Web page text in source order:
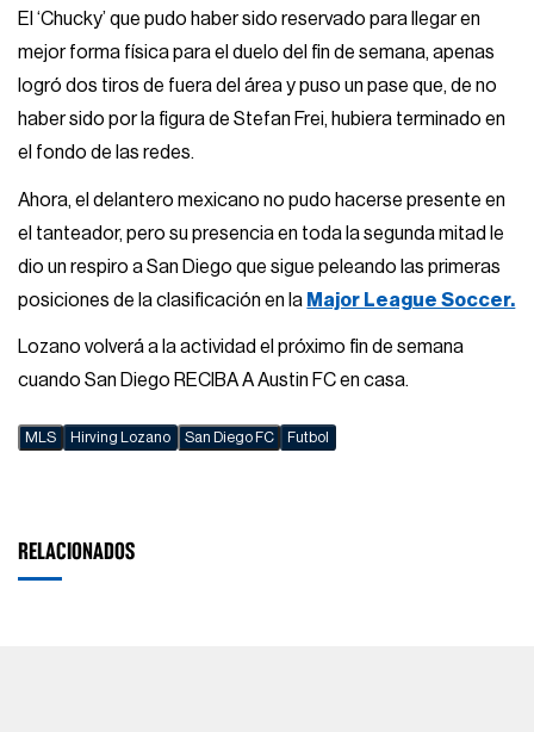
El ‘Chucky’ que pudo haber sido reservado para llegar en
mejor forma física para el duelo del fin de semana, apenas
logró dos tiros de fuera del área y puso un pase que, de no
haber sido por la figura de Stefan Frei, hubiera terminado en
el fondo de las redes.
Ahora, el delantero mexicano no pudo hacerse presente en
el tanteador, pero su presencia en toda la segunda mitad le
dio un respiro a San Diego que sigue peleando las primeras
posiciones de la clasificación en la Major League Soccer.
Lozano volverá a la actividad el próximo fin de semana
cuando San Diego RECIBA A Austin FC en casa.
MLS Hirving Lozano San Diego FC Futbol
RELACIONADOS